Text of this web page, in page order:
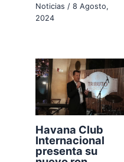
Noticias/8 Agosto,
2024
Havana Club
Internacional
presenta su